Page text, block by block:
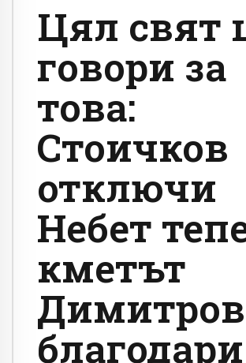
Цял свят
говори за
това:
Стоичков
отключи
Небет
кметът
Димитров